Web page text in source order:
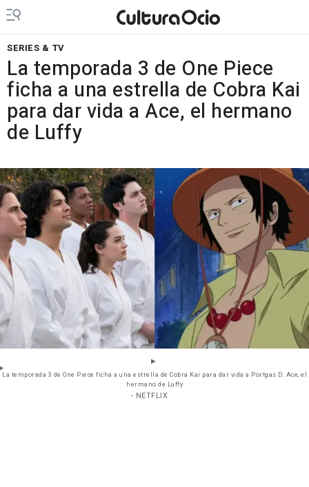
SERIES & TV
La temporada 3 de One Piece
ficha a una estrella de Cobra Kai
para dar vida a Ace, el hermano
de Luffy
La temporada 3 de One Piece ficha a una estrella de Cobra Kai para dar vida a Portgas D. Ace, el
hermano de Luffy
- NETFLIX